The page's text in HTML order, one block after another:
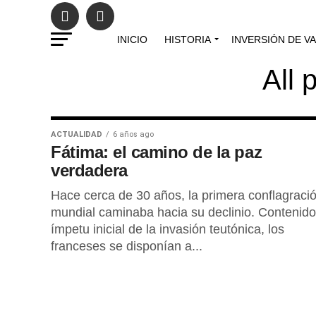
INICIO HISTORIA INVERSIÓN DE
All
ACTUALIDAD 6 años ago
Fátima: el camino de la paz
verdadera
Hace cerca de 30 años, la primera
mundial caminaba hacia su declinio.
ímpetu inicial de la invasión teutónica, los
franceses se disponían a...